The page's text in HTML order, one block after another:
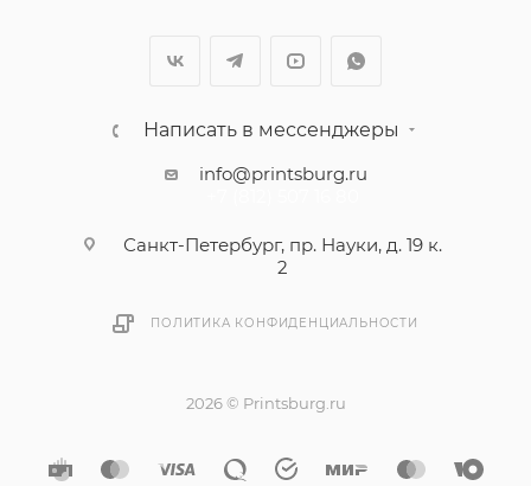
Написать в мессенджеры
info@printsburg.ru
Санкт-Петербург, пр. Науки, д. 19 к.
2
ПОЛИТИКА КОНФИДЕНЦИАЛЬНОСТИ
2026 © Printsburg.ru